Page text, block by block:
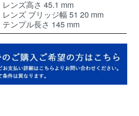
レンズ高さ 45.1 mm
レンズ ブリッジ幅 51 20 mm
テンプル長さ 145 mm